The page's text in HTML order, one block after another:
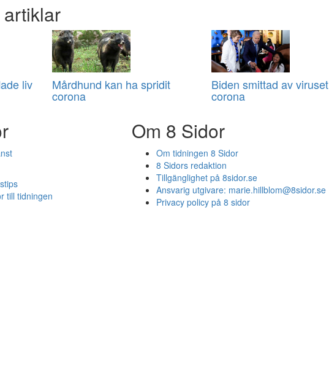
liv Mårdhund kan ha spridit
corona
Biden smittad av viruset
corona
till tidningen
Om 8 Sidor
Om tidningen 8 Sidor
8 Sidors redaktion
Tillgänglighet på 8sidor.se
Ansvarig utgivare: marie.hillblom@8sidor.se
Privacy policy på 8 sidor